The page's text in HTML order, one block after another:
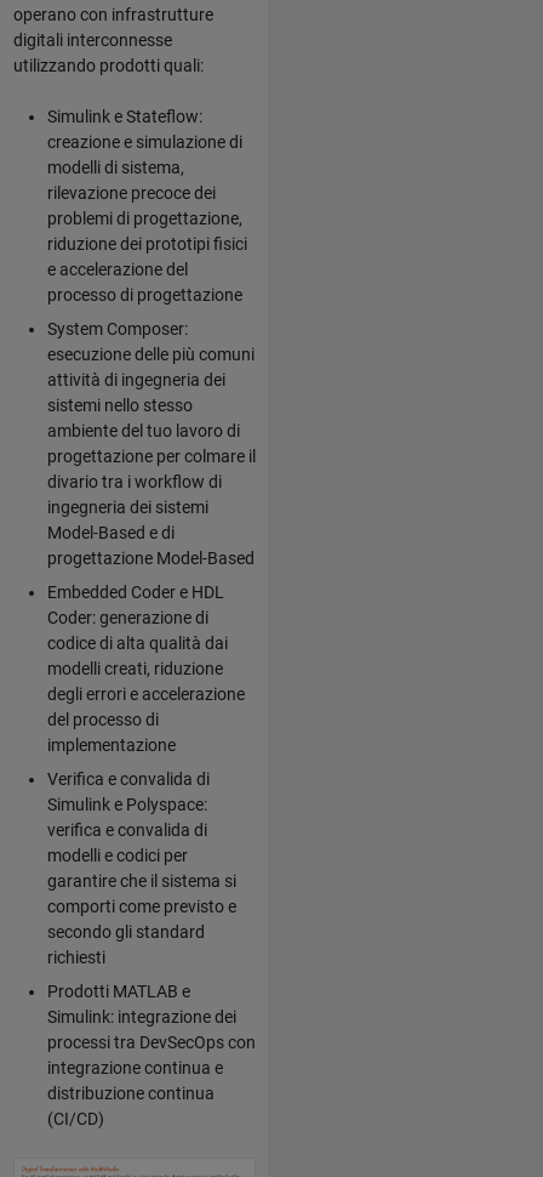
operano con infrastrutture
digitali interconnesse
utilizzando prodotti quali:
Simulink e Stateflow:
creazione e simulazione di
modelli di sistema,
rilevazione precoce dei
problemi di progettazione,
riduzione dei prototipi fisici
e accelerazione del
processo di progettazione
System Composer:
esecuzione delle più comuni
attività di ingegneria dei
sistemi nello stesso
ambiente del tuo lavoro di
progettazione per colmare il
divario tra i workflow di
ingegneria dei sistemi
Model-Based e di
progettazione Model-Based
Embedded Coder e HDL
Coder: generazione di
codice di alta qualità dai
modelli creati, riduzione
degli errori e accelerazione
del processo di
implementazione
Verifica e convalida di
Simulink e Polyspace:
verifica e convalida di
modelli e codici per
garantire che il sistema si
comporti come previsto e
secondo gli standard
richiesti
Prodotti MATLAB e
Simulink: integrazione dei
processi tra DevSecOps con
integrazione continua e
distribuzione continua
(CI/CD)